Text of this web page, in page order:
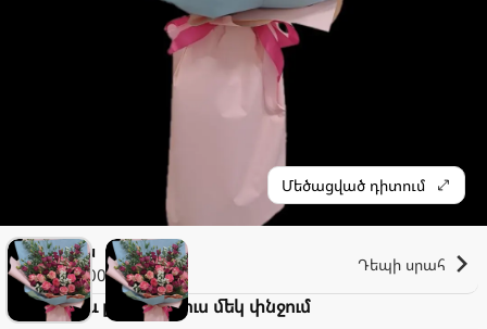
Մեծացված դիտում
Էլիզա
2.000֏
Դեպի սրահ
Վարդեր և լիզիանտուս մեկ փնջում